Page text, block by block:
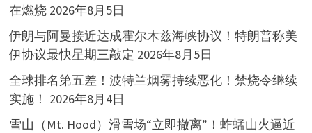
在燃烧 2026年8月5日
伊朗与阿曼接近达成霍尔木兹海峡协议！特朗普称美
伊协议最快星期三敲定 2026年8月5日
全球排名第五差！波特兰烟雾持续恶化！禁烧令继续
实施！ 2026年8月4日
雪山（Mt. Hood）滑雪场“立即撤离”！蚱蜢山火逼近